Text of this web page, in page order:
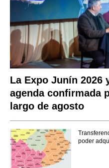
La Expo Junín 2026
agenda confirmada
largo de agosto
poder